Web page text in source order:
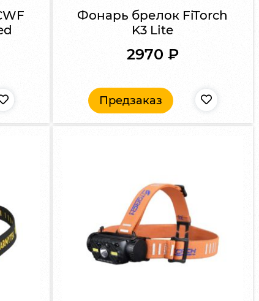
Фонарь брелок FiTorch
K3 Lite
2970 ₽
Предзаказ